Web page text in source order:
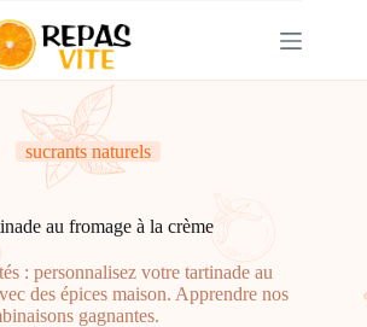
sucrants naturels
au fromage à la crème
: personnalisez votre tartinade au
des épices maison. Apprendre nos
gagnantes.